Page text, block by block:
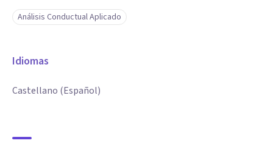
Análisis Conductual Aplicado
Idiomas
Castellano (Español)